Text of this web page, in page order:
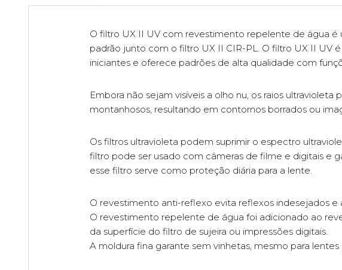
O filtro UX II UV com revestimento repelente de água é
padrão junto com o filtro UX II CIR-PL. O filtro UX II
iniciantes e oferece padrões de alta qualidade com
Embora não sejam visíveis a olho nu, os raios
montanhosos, resultando em contornos borrados ou
Os filtros ultravioleta podem suprimir o espectro
filtro pode ser usado com câmeras de filme e digitais e
esse filtro serve como proteção diária para a lente.
O revestimento anti-reflexo evita reflexos indesejados e
O revestimento repelente de água foi adicionado ao
da superfície do filtro de sujeira ou impressões digitais.
A moldura fina garante sem vinhetas, mesmo para lentes